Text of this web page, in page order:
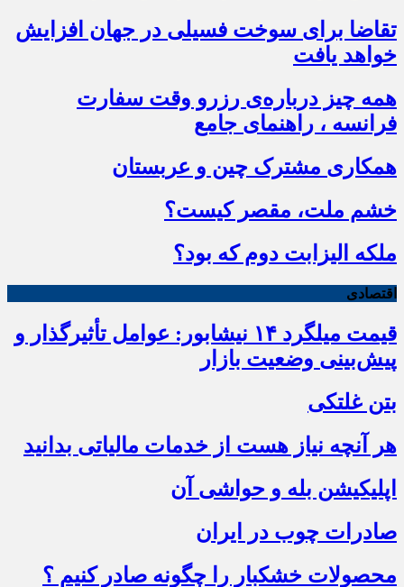
تقاضا برای سوخت فسیلی در جهان افزایش
خواهد یافت
همه چیز درباره‌ی رزرو وقت سفارت
فرانسه ، راهنمای جامع
همکاری مشترک چین و عربستان
خشم ملت، مقصر کیست؟
ملکه الیزابت دوم که بود؟
اقتصادی
قیمت میلگرد ۱۴ نیشابور: عوامل تأثیرگذار و
پیش‌بینی وضعیت بازار
بتن غلتکی
هر آنچه نیاز هست از خدمات مالیاتی بدانید
اپلیکیشن بله و حواشی آن
صادرات چوب در ایران
محصولات خشکبار را چگونه صادر کنیم ؟